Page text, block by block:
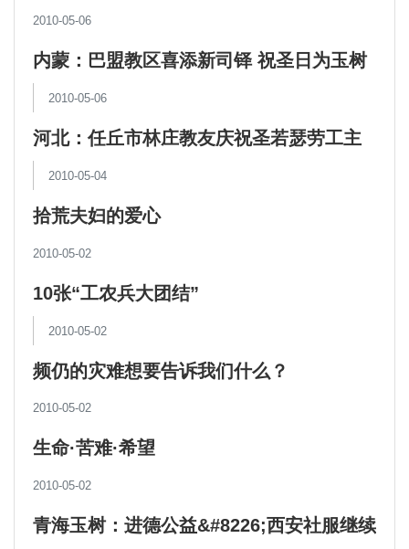
2010-05-06
内蒙：巴盟教区喜添新司铎 祝圣日为玉树
献爱心
2010-05-06
河北：任丘市林庄教友庆祝圣若瑟劳工主
保瞻礼及建堂十周年庆典
2010-05-04
拾荒夫妇的爱心
2010-05-02
10张“工农兵大团结”
2010-05-02
频仍的灾难想要告诉我们什么？
2010-05-02
生命·苦难·希望
2010-05-02
青海玉树：进德公益&#8226;西安社服继续